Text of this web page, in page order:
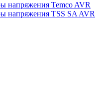
напряжения Temco AVR
напряжения TSS SA AVR